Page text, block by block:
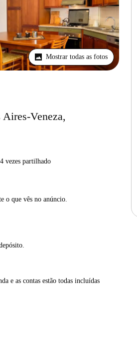
Mostrar todas as fotos
Veneza,
4 vezes partilhado
o que vês no anúncio.
e as contas estão todas incluídas